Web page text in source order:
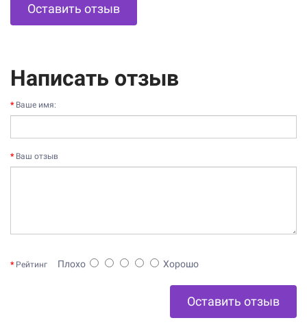
Оставить отзыв
Написать отзыв
Ваше имя:
Ваш отзыв
Рейтинг Плохо Хорошо
Оставить отзыв